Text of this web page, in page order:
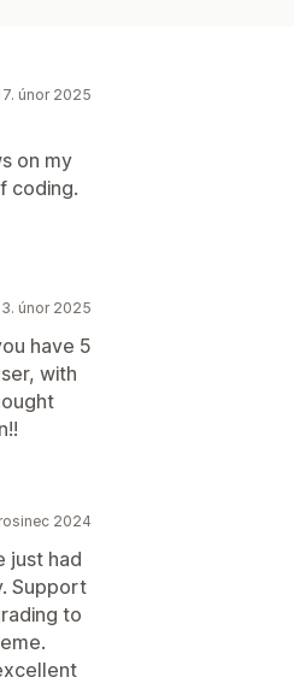
únor 2025
on my
coding.
únor 2025
have 5
with
2024
just had
Support
to